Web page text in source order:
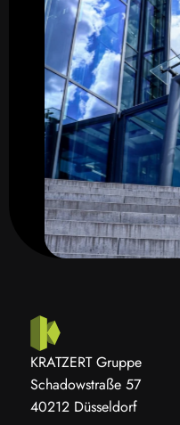
KRATZERT Gruppe
Schadowstraße 57
40212 Düsseldorf